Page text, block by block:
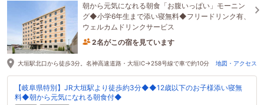
朝から元気になれる朝食「お腹いっぱい」モーニン
グ◆小学6年生まで添い寝無料◆フリードリンク有、
ウェルカムドリンクサービス
2名がこの宿を見ています
大垣駅北口から徒歩3分。名神高速道路・大垣IC→258号線で車で約10分 地図・アクセス
【岐阜県特別】JR大垣駅より徒歩約3分◆◆12歳以下のお子様添い寝無
料◆朝から元気になれる朝食付◆